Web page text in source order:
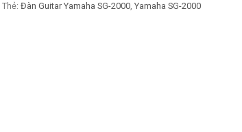
Thẻ: Đàn Guitar Yamaha SG-2000, Yamaha SG-2000